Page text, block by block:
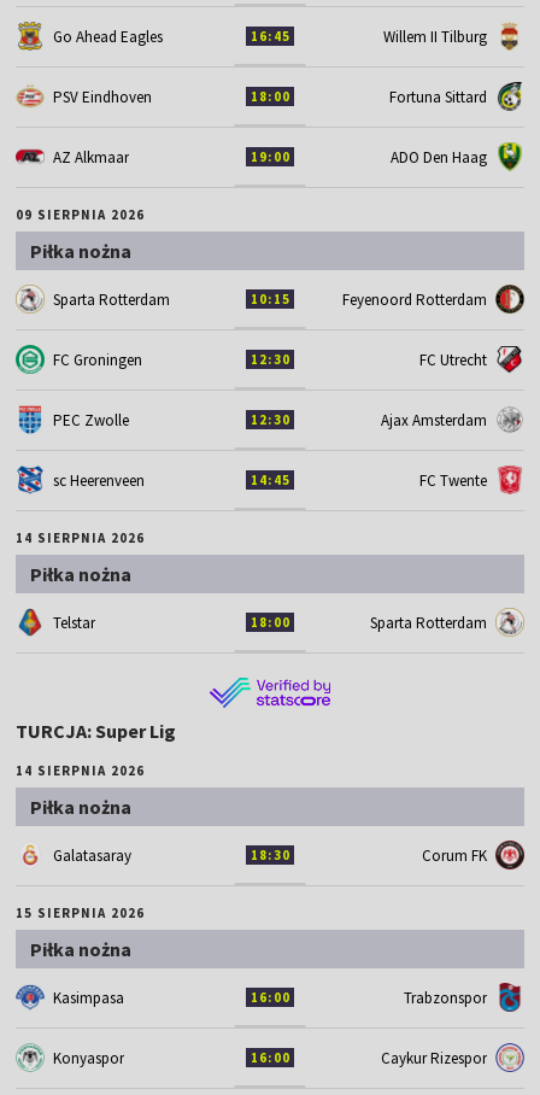
Go Ahead Eagles 16:45 Willem II Tilburg
PSV Eindhoven 18:00 Fortuna Sittard
AZ Alkmaar 19:00 ADO Den Haag
09 SIERPNIA 2026
Piłka nożna
Sparta Rotterdam 10:15 Feyenoord Rotterdam
FC Groningen 12:30 FC Utrecht
PEC Zwolle 12:30 Ajax Amsterdam
sc Heerenveen 14:45 FC Twente
14 SIERPNIA 2026
Piłka nożna
Telstar 18:00 Sparta Rotterdam
TURCJA: Super Lig
14 SIERPNIA 2026
Piłka nożna
Galatasaray 18:30 Corum FK
15 SIERPNIA 2026
Piłka nożna
Kasimpasa 16:00 Trabzonspor
Konyaspor 16:00 Caykur Rizespor